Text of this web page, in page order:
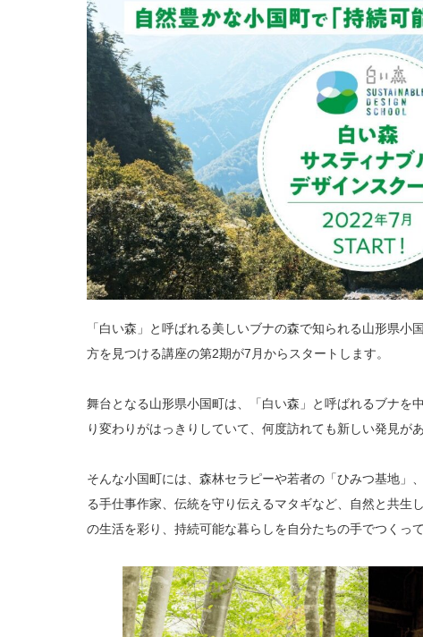
「白い森」と呼ばれる美しいブナの森で知られる山形県小
方を見つける講座の第2期が7月からスタートします。
舞台となる山形県小国町は、「白い森」と呼ばれるブナを
り変わりがはっきりしていて、何度訪れても新しい発見があ
そんな小国町には、森林セラピーや若者の「ひみつ基地」
る手仕事作家、伝統を守り伝えるマタギなど、自然と共生
の生活を彩り、持続可能な暮らしを自分たちの手でつくっ